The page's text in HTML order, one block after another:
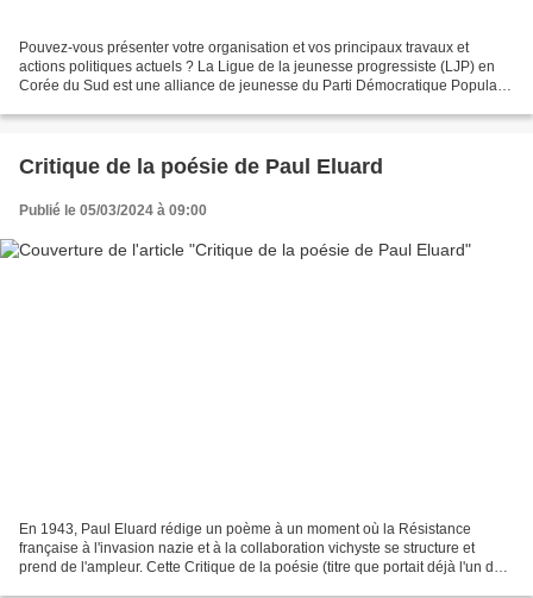
Pouvez-vous présenter votre organisation et vos principaux travaux et
actions politiques actuels ? La Ligue de la jeunesse progressiste (LJP) en
Corée du Sud est une alliance de jeunesse du Parti Démocratique Populaire
Critique de la poésie de Paul Eluard
Publié le 05/03/2024 à 09:00
En 1943, Paul Eluard rédige un poème à un moment où la Résistance
française à l'invasion nazie et à la collaboration vichyste se structure et
prend de l'ampleur. Cette Critique de la poésie (titre que portait déjà l'un de